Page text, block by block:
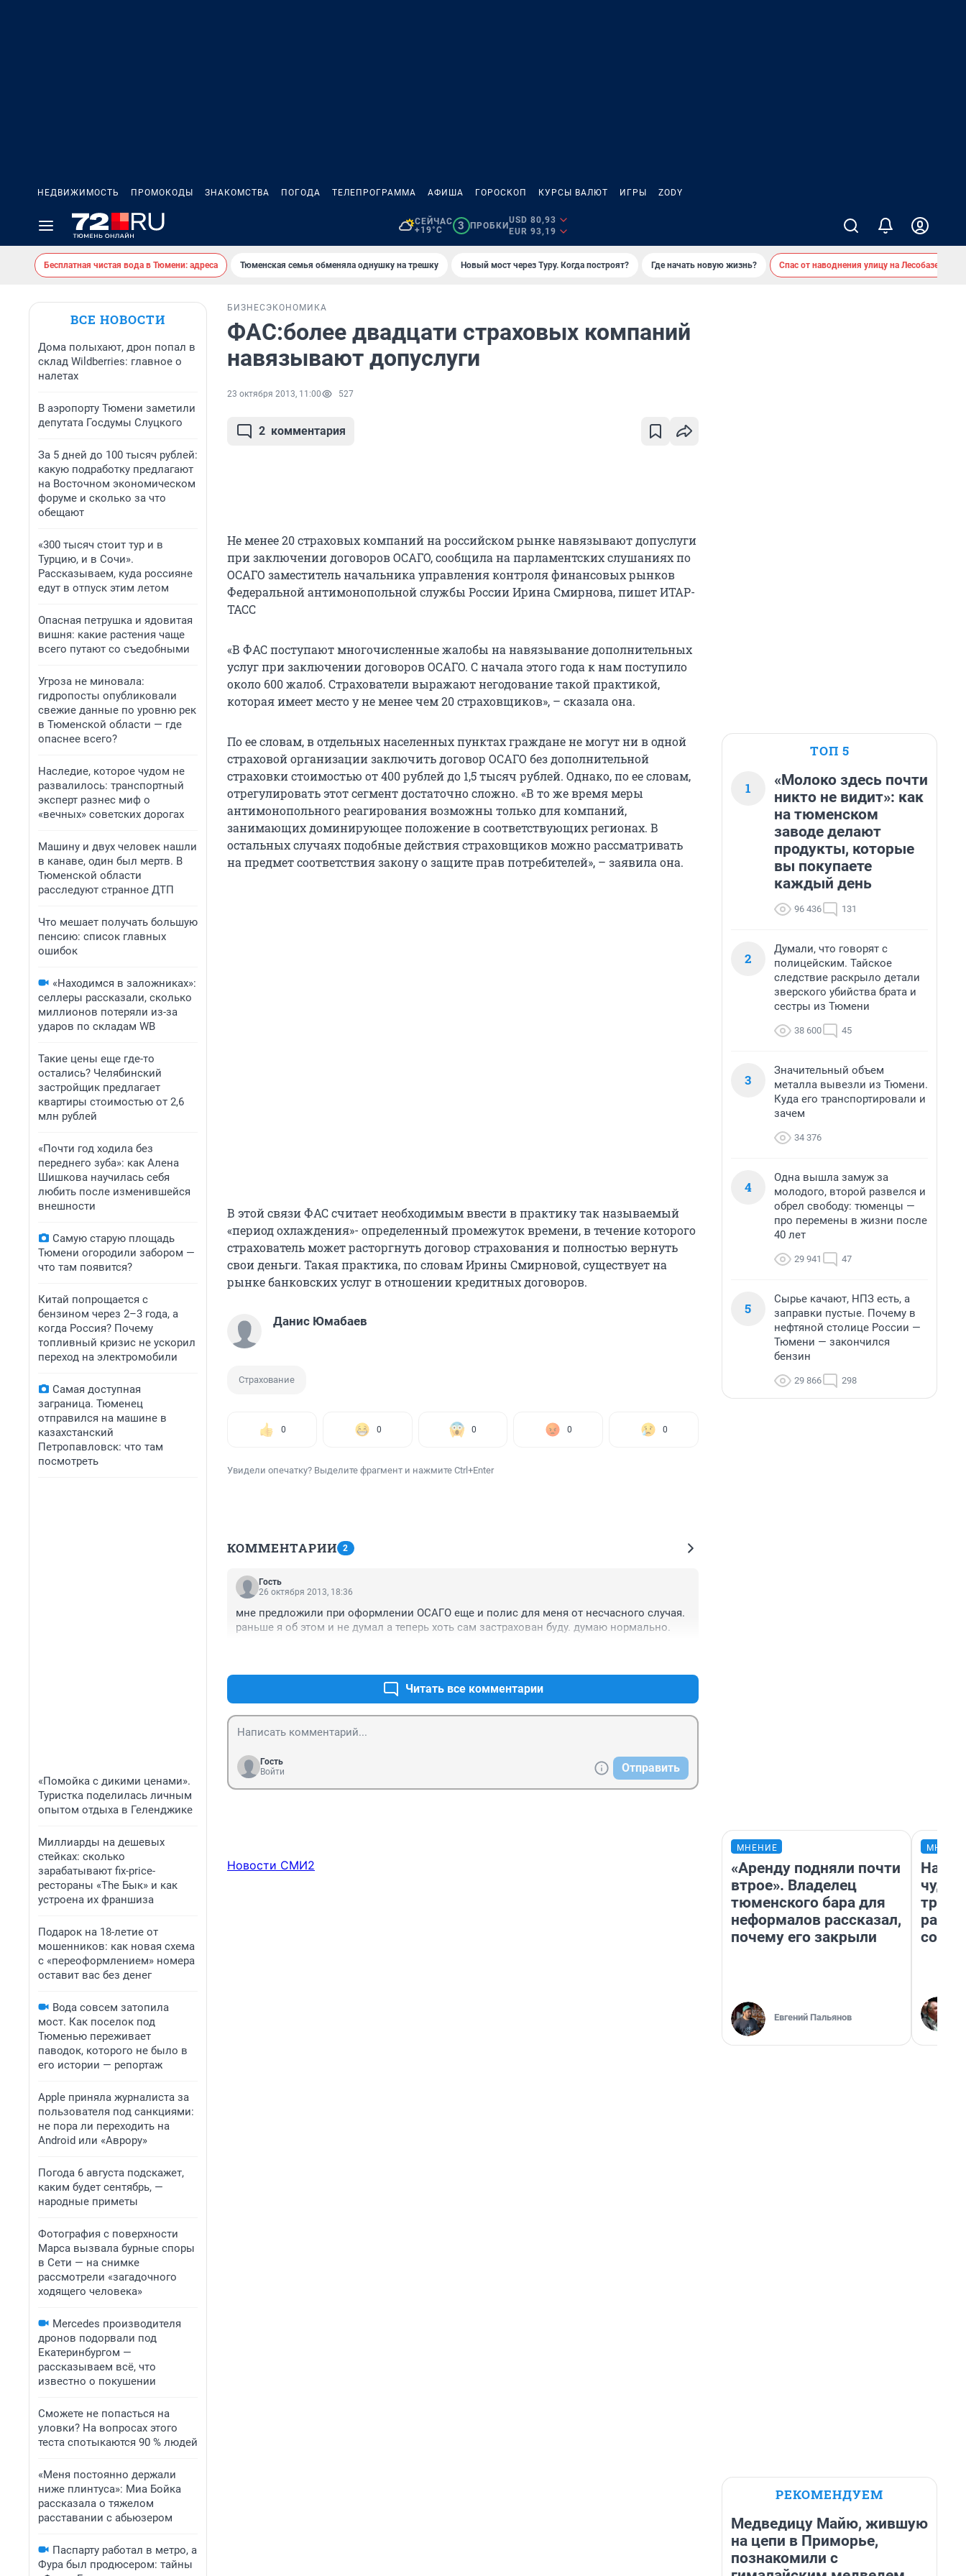
НЕДВИЖИМОСТЬ ПРОМОКОДЫ ЗНАКОМСТВА ПОГОДА ТЕЛЕПРОГРАММА АФИША ГОРОСКОП КУРСЫ ВАЛЮТ ИГРЫ ZODY
СЕЙЧАС
+19°C
3 ПРОБКИ
USD 80,93
EUR 93,19
Бесплатная чистая вода в Тюмени: адреса Тюменская семья обменяла однушку на трешку Новый мост через Туру. Когда построят? Где начать новую жизнь? Спас от наводнения улицу на Лесобазе
ВСЕ НОВОСТИ
Дома полыхают, дрон попал в
склад Wildberries: главное о
налетах
В аэропорту Тюмени заметили
депутата Госдумы Слуцкого
За 5 дней до 100 тысяч рублей:
какую подработку предлагают
на Восточном экономическом
форуме и сколько за что
обещают
«300 тысяч стоит тур и в
Турцию, и в Сочи».
Рассказываем, куда россияне
едут в отпуск этим летом
Опасная петрушка и ядовитая
вишня: какие растения чаще
всего путают со съедобными
Угроза не миновала:
гидропосты опубликовали
свежие данные по уровню рек
в Тюменской области — где
опаснее всего?
Наследие, которое чудом не
развалилось: транспортный
эксперт разнес миф о
«вечных» советских дорогах
Машину и двух человек нашли
в канаве, один был мертв. В
Тюменской области
расследуют странное ДТП
Что мешает получать большую
пенсию: список главных
ошибок
«Находимся в заложниках»:
селлеры рассказали, сколько
миллионов потеряли из-за
ударов по складам WB
Такие цены еще где-то
остались? Челябинский
застройщик предлагает
квартиры стоимостью от 2,6
млн рублей
«Почти год ходила без
переднего зуба»: как Алена
Шишкова научилась себя
любить после изменившейся
внешности
Самую старую площадь
Тюмени огородили забором —
что там появится?
Китай попрощается с
бензином через 2–3 года, а
когда Россия? Почему
топливный кризис не ускорил
переход на электромобили
Самая доступная
заграница. Тюменец
отправился на машине в
казахстанский
Петропавловск: что там
посмотреть
«Помойка с дикими ценами».
Туристка поделилась личным
опытом отдыха в Геленджике
Миллиарды на дешевых
стейках: сколько
зарабатывают fix-price-
рестораны «The Бык» и как
устроена их франшиза
Подарок на 18-летие от
мошенников: как новая схема
с «переоформлением» номера
оставит вас без денег
Вода совсем затопила
мост. Как поселок под
Тюменью переживает
паводок, которого не было в
его истории — репортаж
Apple приняла журналиста за
пользователя под санкциями:
не пора ли переходить на
Android или «Аврору»
Погода 6 августа подскажет,
каким будет сентябрь, —
народные приметы
Фотография с поверхности
Марса вызвала бурные споры
в Сети — на снимке
рассмотрели «загадочного
ходящего человека»
Mercedes производителя
дронов подорвали под
Екатеринбургом —
рассказываем всё, что
известно о покушении
Сможете не попасться на
уловки? На вопросах этого
теста спотыкаются 90 % людей
«Меня постоянно держали
ниже плинтуса»: Миа Бойка
рассказала о тяжелом
расставании с абьюзером
Паспарту работал в метро, а
Фура был продюсером: тайны
БИЗНЕС ЭКОНОМИКА
ФАС:более двадцати страховых компаний
навязывают допуслуги
23 октября 2013, 11:00 527
2 комментария
Не менее 20 страховых компаний на российском рынке навязывают допуслуги
при заключении договоров ОСАГО, сообщила на парламентских слушаниях по
ОСАГО заместитель начальника управления контроля финансовых рынков
Федеральной антимонопольной службы России Ирина Смирнова, пишет ИТАР-
ТАСС
«В ФАС поступают многочисленные жалобы на навязывание дополнительных
услуг при заключении договоров ОСАГО. С начала этого года к нам поступило
около 600 жалоб. Страхователи выражают негодование такой практикой,
которая имеет место у не менее чем 20 страховщиков», – сказала она.
По ее словам, в отдельных населенных пунктах граждане не могут ни в одной
страховой организации заключить договор ОСАГО без дополнительной
страховки стоимостью от 400 рублей до 1,5 тысяч рублей. Однако, по ее словам,
отрегулировать этот сегмент достаточно сложно. «В то же время меры
антимонопольного реагирования возможны только для компаний,
занимающих доминирующее положение в соответствующих регионах. В
остальных случаях подобные действия страховщиков можно рассматривать
на предмет соответствия закону о защите прав потребителей», – заявила она.
В этой связи ФАС считает необходимым ввести в практику так называемый
«период охлаждения»- определенный промежуток времени, в течение которого
страхователь может расторгнуть договор страхования и полностью вернуть
свои деньги. Такая практика, по словам Ирины Смирновой, существует на
рынке банковских услуг в отношении кредитных договоров.
Данис Юмабаев
Страхование
0 0 0 0 0
Увидели опечатку? Выделите фрагмент и нажмите Ctrl+Enter
КОММЕНТАРИИ 2
Гость
26 октября 2013, 18:36
мне предложили при оформлении ОСАГО еще и полис для меня от несчасного случая.
раньше я об этом и не думал а теперь хоть сам застрахован буду. думаю нормально.
Читать все комментарии
Гость
Войти
Отправить
Новости СМИ2
ТОП 5
1
«Молоко здесь почти
никто не видит»: как
на тюменском
заводе делают
продукты, которые
вы покупаете
каждый день
96 436 131
2
Думали, что говорят с
полицейским. Тайское
следствие раскрыло детали
зверского убийства брата и
сестры из Тюмени
38 600 45
3
Значительный объем
металла вывезли из Тюмени.
Куда его транспортировали и
зачем
34 376
4
Одна вышла замуж за
молодого, второй развелся и
обрел свободу: тюменцы —
про перемены в жизни после
40 лет
29 941 47
5
Сырье качают, НПЗ есть, а
заправки пустые. Почему в
нефтяной столице России —
Тюмени — закончился
бензин
29 866 298
МНЕНИЕ
«Аренду подняли почти
втрое». Владелец
тюменского бара для
неформалов рассказал,
почему его закрыли
Евгений Пальянов
РЕКОМЕНДУЕМ
Медведицу Майю, жившую
на цепи в Приморье,
познакомили с